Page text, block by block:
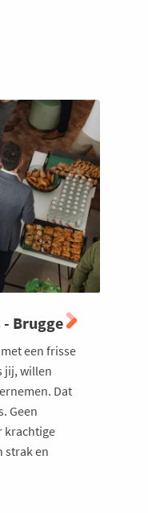
- Brugge
een frisse
jij, willen
Dat
Geen
krachtige
strak en